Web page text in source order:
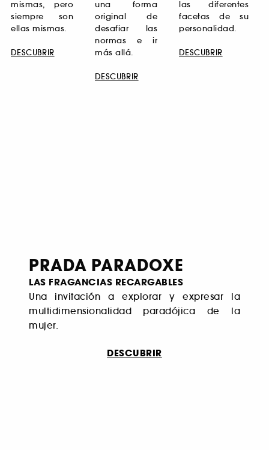
mismas, pero
siempre son
ellas mismas.
DESCUBRIR
una forma
original de
desafiar las
normas e ir
más allá.
DESCUBRIR
las diferentes
facetas de su
personalidad.
DESCUBRIR
PRADA PARADOXE
LAS FRAGANCIAS RECARGABLES
Una invitación a explorar y expresar la
multidimensionalidad paradójica de la
mujer.
DESCUBRIR